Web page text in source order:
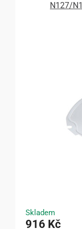
N127/
Skladem
916 Kč